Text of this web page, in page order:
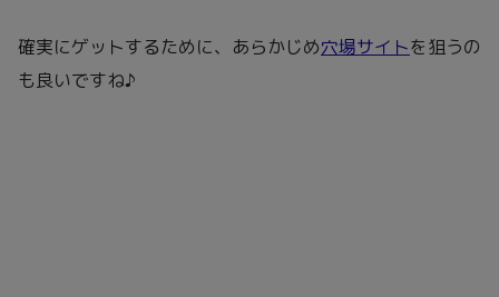
確実にゲットするために、あらかじめ穴場サイトを狙うの
も良いですね♪